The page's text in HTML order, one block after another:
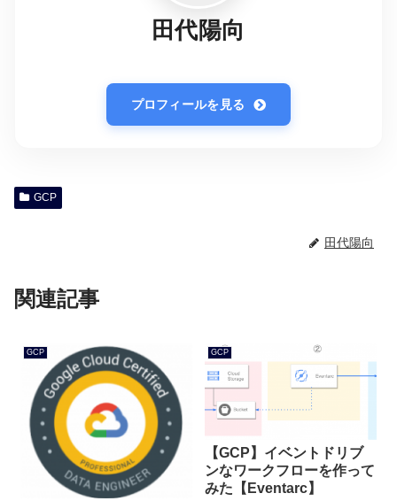
田代陽向
プロフィールを見る
GCP
田代陽向
関連記事
GCP GCP
【GCP】イベントドリブ
ンなワークフローを作って
みた【Eventarc】